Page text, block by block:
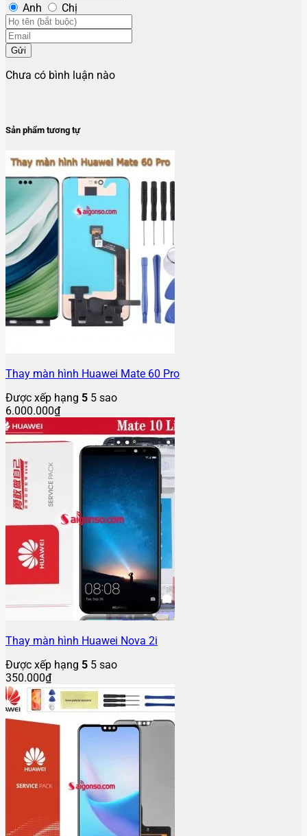
Anh Chị
Gửi
Chưa có bình luận nào
Sản phẩm tương tự
Thay màn hình Huawei Mate 60 Pro
Được xếp hạng 5 5 sao
6.000.000₫
Thay màn hình Huawei Nova 2i
Được xếp hạng 5 5 sao
350.000₫